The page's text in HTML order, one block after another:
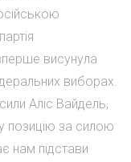
висунула
виборах.
Аліс Вайдель,
позицію за силою
нам підстави